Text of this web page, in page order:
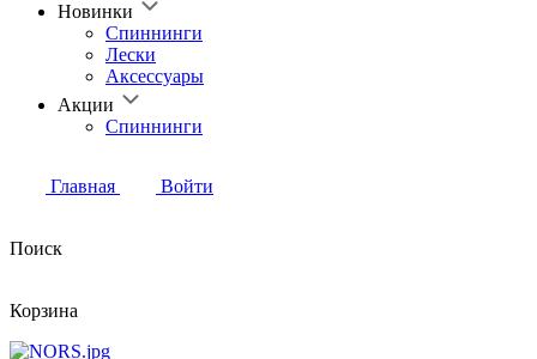
Новинки
Спиннинги
Лески
Аксессуары
Акции
Спиннинги
Главная Войти
Поиск
Корзина